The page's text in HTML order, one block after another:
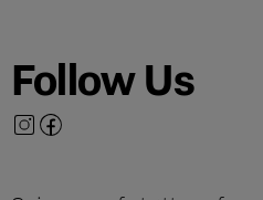
Follow Us